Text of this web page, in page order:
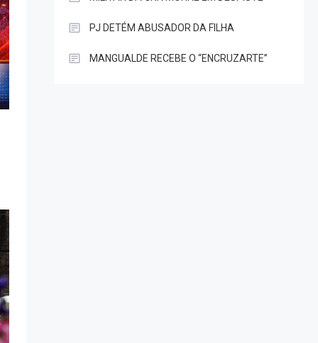
PJ DETÉM ABUSADOR DA FILHA
MANGUALDE RECEBE O “ENCRUZARTE”